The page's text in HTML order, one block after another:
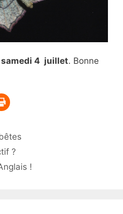
samedi 4 juillet. Bonne
?
!